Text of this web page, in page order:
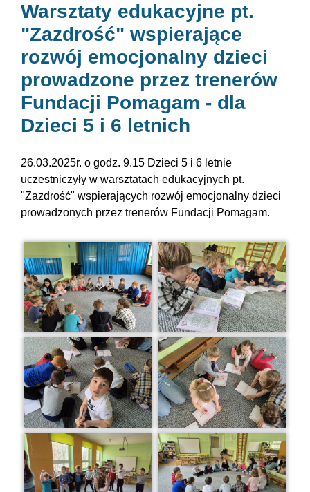
Warsztaty edukacyjne pt.
"Zazdrość" wspierające
rozwój emocjonalny dzieci
prowadzone przez trenerów
Fundacji Pomagam - dla
Dzieci 5 i 6 letnich
26.03.2025r. o godz. 9.15 Dzieci 5 i 6 letnie
uczestniczyły w warsztatach edukacyjnych pt.
"Zazdrość" wspierających rozwój emocjonalny dzieci
prowadzonych przez trenerów Fundacji Pomagam.